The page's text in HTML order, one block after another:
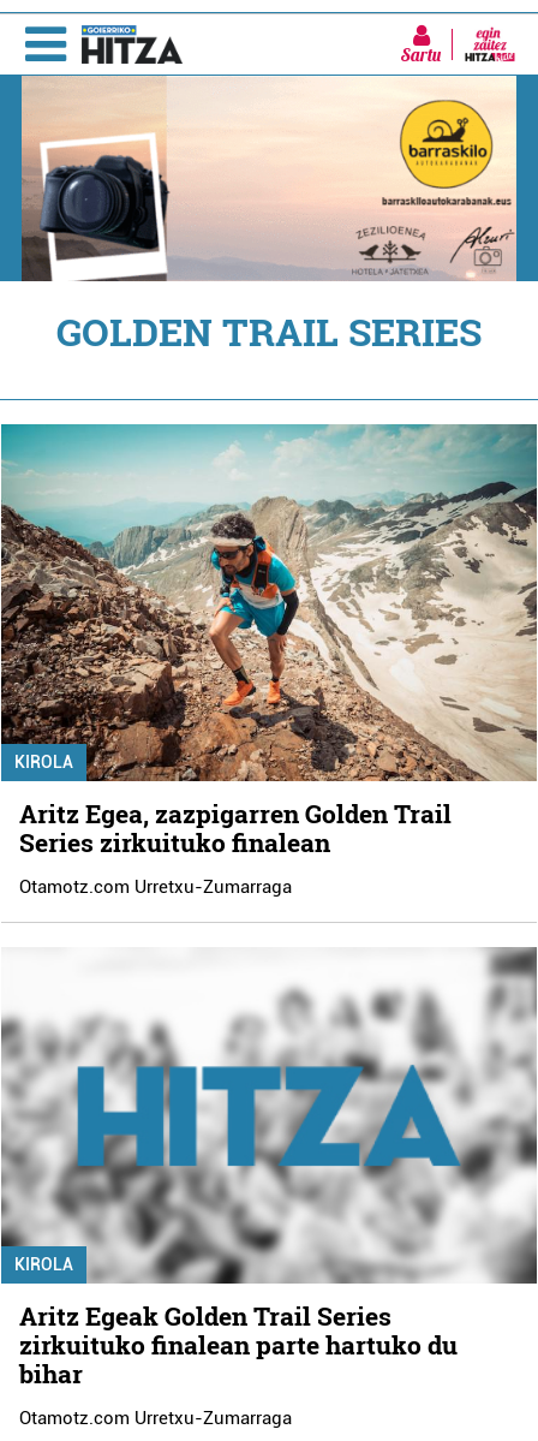
Sartu
GOLDEN TRAIL SERIES
KIROLA
Aritz Egea, zazpigarren Golden Trail
Series zirkuituko finalean
Otamotz.com Urretxu-Zumarraga
KIROLA
Aritz Egeak Golden Trail Series
zirkuituko finalean parte hartuko du
bihar
Otamotz.com Urretxu-Zumarraga